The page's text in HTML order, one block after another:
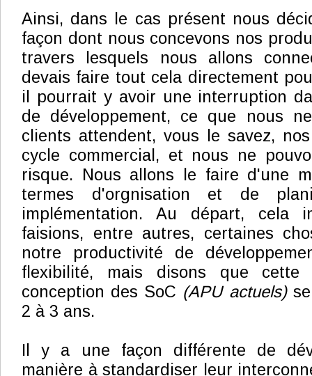
Ainsi, dans le cas présent nous
façon dont nous concevons nos
travers lesquels nous allons
devais faire tout cela directement
il pourrait y avoir une interruption
de développement, ce que nous
clients attendent, vous le savez,
cycle commercial, et nous ne
risque. Nous allons le faire d'une
termes d'orgnisation et de
implémentation. Au départ, cela
faisions, entre autres, certaines
notre productivité de
flexibilité, mais disons que cette
conception des SoC (APU actuels)
2 à 3 ans.
Il y a une façon différente de
manière à standardiser leur